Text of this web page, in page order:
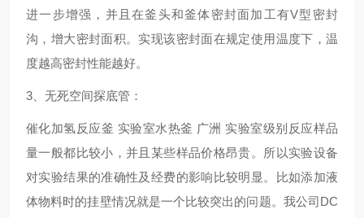
进一步增强，并且在釜头和釜体密封面加工有V型密封
沟，增大密封面积。实现该密封面在规定使用温度下，温
度越高密封性能越好。
3、无死空间探底管：
催化加氢反应釜 实验室水热釜 广洲 实验室级别反应样品
量一般都比较小，并且某些样品价格昂贵。所以实验设备
对实验结果的准确性及经费的影响比较明显。比如添加液
体物料时的挂壁情况就是一个比较突出的问题。我公司DC